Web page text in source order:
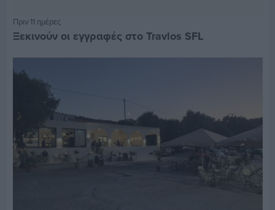
Πριν 11 ημέρες
Ξεκινούν οι εγγραφές στο Travlos SFL